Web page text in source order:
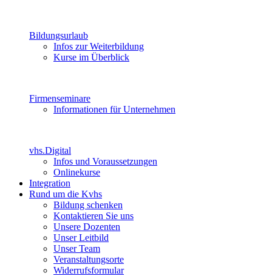
Bildungsurlaub
Infos zur Weiterbildung
Kurse im Überblick
Firmenseminare
Informationen für Unternehmen
vhs.Digital
Infos und Voraussetzungen
Onlinekurse
Integration
Rund um die Kvhs
Bildung schenken
Kontaktieren Sie uns
Unsere Dozenten
Unser Leitbild
Unser Team
Veranstaltungsorte
Widerrufsformular